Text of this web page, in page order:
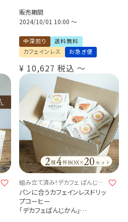
50杯セット / 100杯セット
デカフェ ブラジル キャラメラー
販売期間
2024/10/01 10:00〜
中深煎り
送料無料
カフェインレス
お急ぎ便
¥ 10,627 税込 〜
組み立て済み！デカフェ ぱんじか
んミニボックス♪
パンに合うカフェインレスドリッ
プコーヒー
「デカフェぱんじかん」